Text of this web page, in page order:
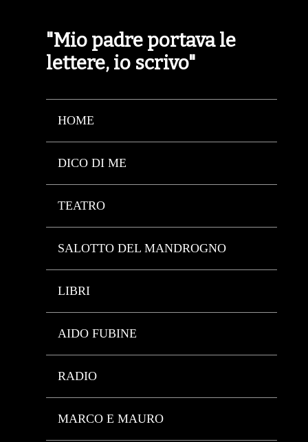
"Mio padre portava le
lettere, io scrivo"
HOME
DICO DI ME
TEATRO
SALOTTO DEL MANDROGNO
LIBRI
AIDO FUBINE
RADIO
MARCO E MAURO